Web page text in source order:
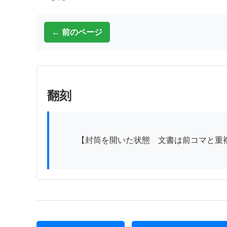
← 前のページ
翻刻